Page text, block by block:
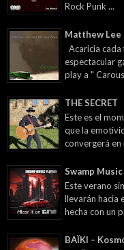
Rock Punk ...
Matthew Lee
Acaricia
espectacular
play a "
THE SECRET
Este es el
que la
convergerá en
Swamp
Este verano
llevarán hacia
hecha con un
BAÏKI –